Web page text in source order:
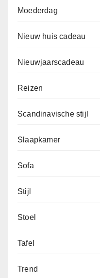
Moederdag
Nieuw huis cadeau
Nieuwjaarscadeau
Reizen
Scandinavische stijl
Slaapkamer
Sofa
Stijl
Stoel
Tafel
Trend